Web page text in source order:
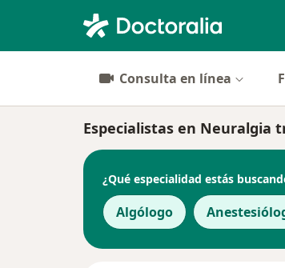
Consulta en línea
Especialistas en Neuralgia
¿Qué especialidad estás
Algólogo